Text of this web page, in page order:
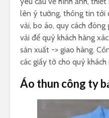
lên ý tưởng, thông tin tới
vải, bo áo, quy cách đóng
vải để quý khách hàng
sản xuất -> giao hàng.
các giấy tờ cho quý khách
Áo thun công ty